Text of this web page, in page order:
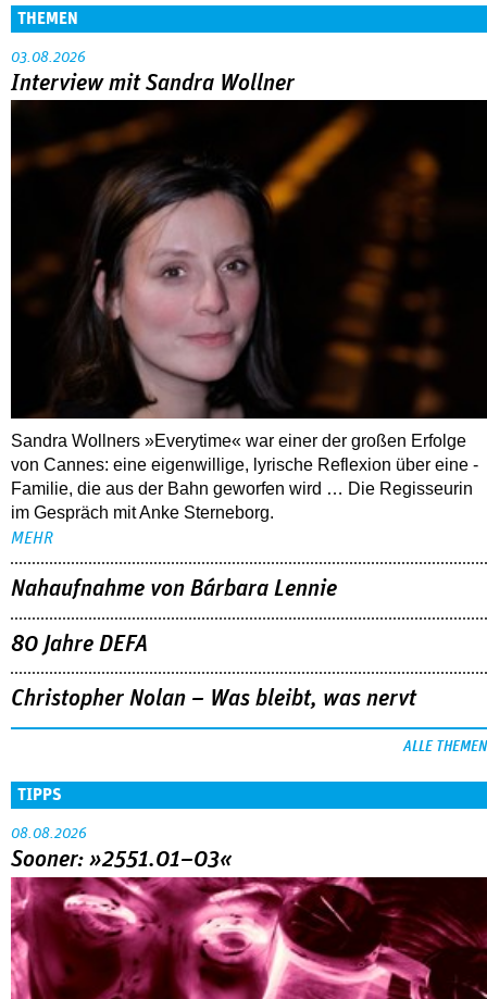
THEMEN
03.08.2026
Interview mit Sandra Wollner
Sandra Wollners »Everytime« war einer der großen Erfolge
von Cannes: eine eigenwillige, lyrische Reflexion über eine ­
Familie, die aus der Bahn geworfen wird … Die Regisseurin
im Gespräch mit Anke Sterneborg.
MEHR
Nahaufnahme von Bárbara Lennie
80 Jahre DEFA
Christopher Nolan – Was bleibt, was nervt
ALLE THEMEN
TIPPS
08.08.2026
Sooner: »2551.01–03«